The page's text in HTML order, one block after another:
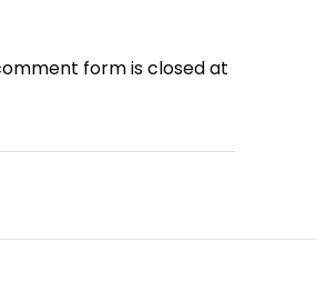
form is closed at